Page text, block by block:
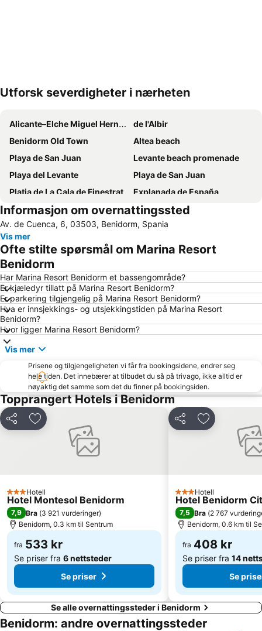
Utforsk severdigheter i nærheten
Alicante–Elche Miguel Hernández Airport
de l'Albir
Benidorm Old Town
Altea beach
Playa de San Juan
Levante beach promenade
Playa del Levante
Playa de San Juan
Platja de La Cala de Finestrat
Explanada de España
El Altet
Cap Negret
El Postiguet
Arenals del Sol
Poniente Beach
Centro
Puerto de Alicante
Benidorm Palace
Terra Mítica
Campoamor
Plaza de Toros de Alicante
Port de Denia
Ciudad de Asís
Playa del Poniente
Acuario Mediterráneo
La Cala
Aqualandia
Estación de Autobuses de Alicante
Guardamar
Albufereta
Centro Comercial Gran Vía
Raco de Loix
La Roda
Levante o La Fossa
Ayuntamiento de Alicante
Avenida Jaime I
La Alquería
Sidi Ifni - Nou Alacant
Santa Bárbara Castle
Mercado Central
Estación de Tren de Alicante
Mundomar
Informasjon om overnattingssted
Av. de Cuenca, 6, 03503, Benidorm, Spania
Vis mer
Ofte stilte spørsmål om Marina Resort
Benidorm
Har Marina Resort Benidorm et bassengområde?
Er kjæledyr tillatt på Marina Resort Benidorm?
Er parkering tilgjengelig på Marina Resort Benidorm?
Hva er innsjekkings- og utsjekkingstiden på Marina Resort
Benidorm?
Hvor ligger Marina Resort Benidorm?
Vis mer
Prisene og tilgjengeligheten vi får fra bookingsidene, endrer seg
hele tiden. Det innebærer at tilbudet du så på trivago, ikke alltid er
nøyaktig det samme som det du finner på bookingsiden.
Topprangert Hotels i Benidorm
Del Legg til i favoritter
3 Stjerner
Hotell
Hotel Montesol Benidorm
7,9 Bra (3 921 vurderinger)
Benidorm, 0.3 km til Sentrum
fra 533 kr
Se priser fra 6 nettsteder
Se priser
Del Legg til i
3 Stjerner
Hotell
Hotel Benidorm
7,5 Bra (2 767
Benidorm, 0.6 km til
fra 408 kr
Se priser fra 14
Se
Se alle overnattingssteder i Benidorm
Benidorm: andre overnattingssteder